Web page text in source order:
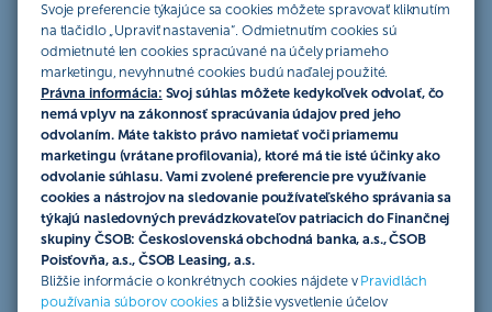
Svoje preferencie týkajúce sa cookies môžete spravovať kliknutím
na tlačidlo „Upraviť nastavenia“. Odmietnutím cookies sú
odmietnuté len cookies spracúvané na účely priameho
marketingu, nevyhnutné cookies budú naďalej použité.
Právna informácia: Svoj súhlas môžete kedykoľvek odvolať, čo
nemá vplyv na zákonnosť spracúvania údajov pred jeho
odvolaním. Máte takisto právo namietať voči priamemu
marketingu (vrátane profilovania), ktoré má tie isté účinky ako
odvolanie súhlasu. Vami zvolené preferencie pre využívanie
cookies a nástrojov na sledovanie používateľského správania sa
týkajú nasledovných prevádzkovateľov patriacich do Finančnej
skupiny ČSOB: Československá obchodná banka, a.s., ČSOB
Poisťovňa, a.s., ČSOB Leasing, a.s.
Bližšie informácie o konkrétnych cookies nájdete v Pravidlách
používania súborov cookies a bližšie vysvetlenie účelov